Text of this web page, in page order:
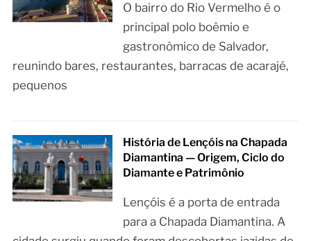
O bairro do Rio Vermelho é o
principal polo boêmio e
gastronômico de Salvador,
reunindo bares, restaurantes, barracas de acarajé,
pequenos
História de Lençóis na Chapada
Diamantina — Origem, Ciclo do
Diamante e Patrimônio
Lençóis é a porta de entrada
para a Chapada Diamantina. A